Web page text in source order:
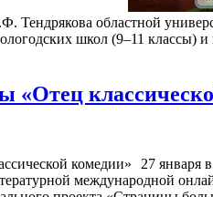
областной
школ (9–11 классы) и
«Отец
27 января
международной